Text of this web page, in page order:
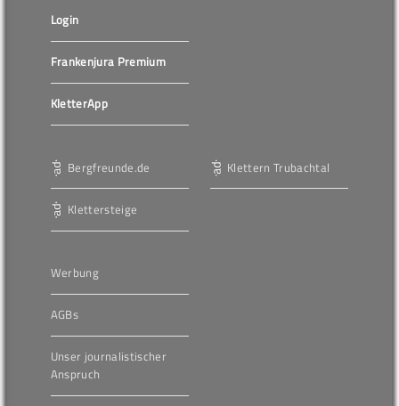
Login
Frankenjura Premium
KletterApp
Bergfreunde.de
Klettersteige
Klettern Trubachtal
Werbung
AGBs
Unser journalistischer
Anspruch